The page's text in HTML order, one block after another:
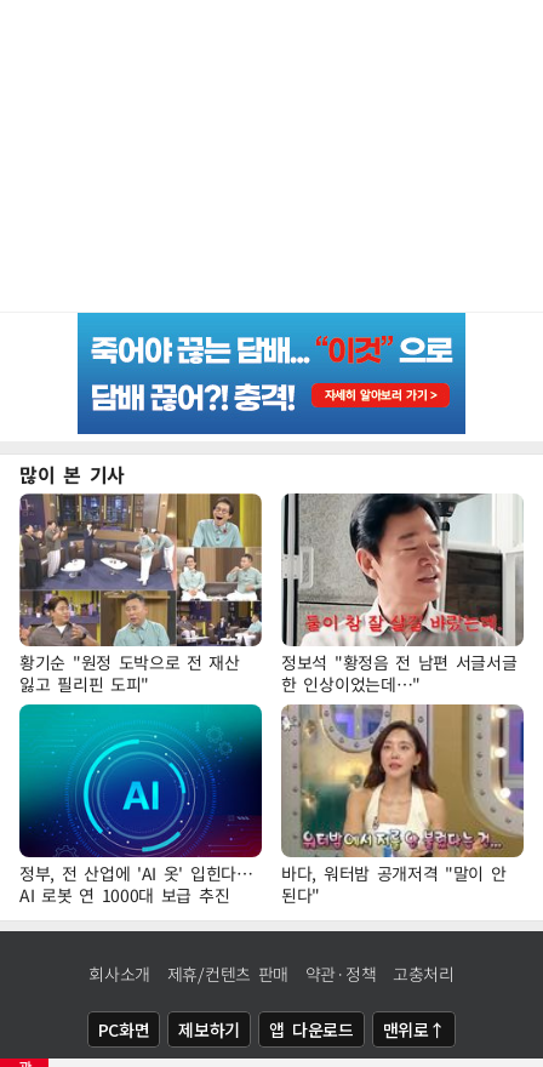
많이 본 기사
황기순 "원정 도박으로 전 재산
잃고 필리핀 도피"
정보석 "황정음 전 남편 서글서글
한 인상이었는데…"
정부, 전 산업에 'AI 옷' 입힌다…
AI 로봇 연 1000대 보급 추진
바다, 워터밤 공개저격 "말이 안
된다"
회사소개 제휴/컨텐츠 판매 약관·정책 고충처리
PC화면 제보하기 앱 다운로드 맨위로↑